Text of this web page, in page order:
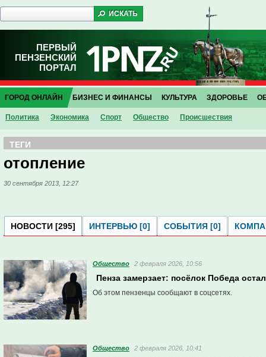
ПЕРВЫЙ
ПЕНЗЕНСКИЙ
ПОРТАЛ
ГОРОД ОНЛАЙН
Политика Экономика Спорт Общество Проиcшествия
БИЗНЕС И ФИНАНСЫ КУЛЬТУРА ЗДОРОВЬЕ
ТЕГИ
отопление
30 сентября 2013, 12:27
НОВОСТИ [295] ИНТЕРВЬЮ [0] СОБЫТИЯ [0]
Общество 2 февраля 2026, 10:56
Пенза замерзает: посёлок Победа
Об этом пензенцы сообщают в соцсетях.
Общество 2 февраля 2026, 10:41